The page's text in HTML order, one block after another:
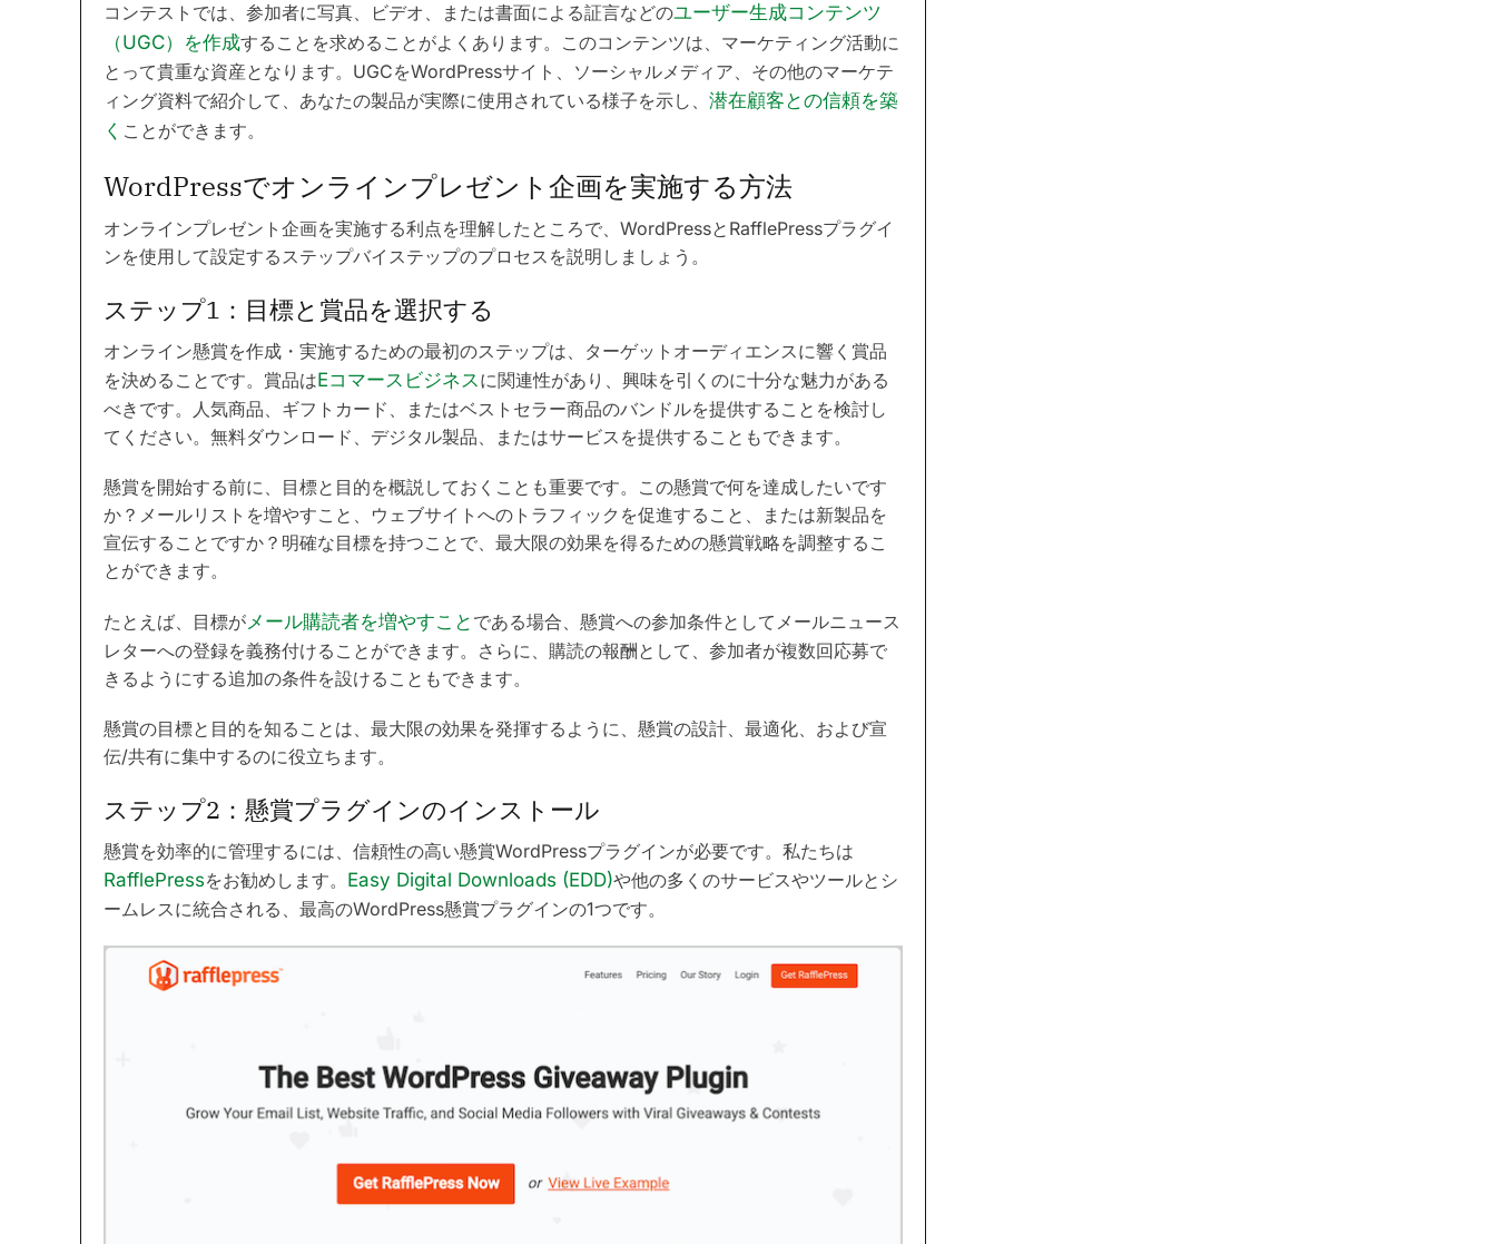
コンテストでは、参加者に写真、ビデオ、または書面による証言などのユーザー生成コンテンツ
（UGC）を作成することを求めることがよくあります。このコンテンツは、マーケティング活動に
とって貴重な資産となります。UGCをWordPressサイト、ソーシャルメディア、その他のマーケテ
ィング資料で紹介して、あなたの製品が実際に使用されている様子を示し、 潜在顧客との信頼を築
く ことができます。
WordPressでオンラインプレゼント企画を実施する方法
オンラインプレゼント企画を実施する利点を理解したところで、WordPressとRafflePressプラグイ
ンを使用して設定するステップバイステップのプロセスを説明しましょう。
ステップ1：目標と賞品を選択する
オンライン懸賞を作成・実施するための最初のステップは、ターゲットオーディエンスに響く賞品
を決めることです。賞品はEコマースビジネスに関連性があり、興味を引くのに十分な魅力がある
べきです。人気商品、ギフトカード、またはベストセラー商品のバンドルを提供することを検討し
てください。無料ダウンロード、デジタル製品、またはサービスを提供することもできます。
懸賞を開始する前に、目標と目的を概説しておくことも重要です。この懸賞で何を達成したいです
か？メールリストを増やすこと、ウェブサイトへのトラフィックを促進すること、または新製品を
宣伝することですか？明確な目標を持つことで、最大限の効果を得るための懸賞戦略を調整するこ
とができます。
たとえば、目標がメール購読者を増やすこと である場合、懸賞への参加条件としてメールニュース
レターへの登録を義務付けることができます。さらに、購読の報酬として、参加者が複数回応募で
きるようにする追加の条件を設けることもできます。
懸賞の目標と目的を知ることは、最大限の効果を発揮するように、懸賞の設計、最適化、および宣
伝/共有に集中するのに役立ちます。
ステップ2：懸賞プラグインのインストール
懸賞を効率的に管理するには、信頼性の高い懸賞WordPressプラグインが必要です。私たちは
RafflePressをお勧めします。 Easy Digital Downloads (EDD)や他の多くのサービスやツールとシ
ームレスに統合される、最高のWordPress懸賞プラグインの1つです。